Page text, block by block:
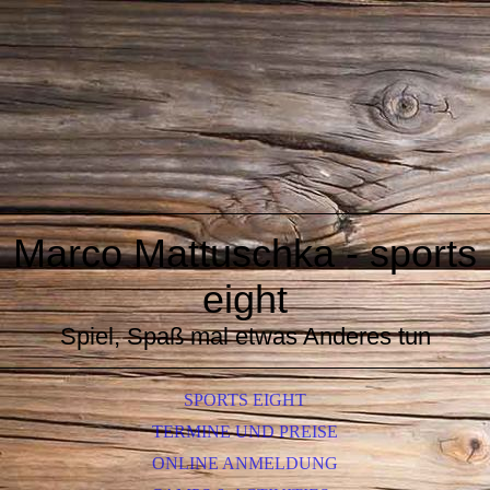
Marco Mattuschka - sports
eight
Spiel, Spaß mal etwas Anderes tun
SPORTS EIGHT
TERMINE UND PREISE
ONLINE ANMELDUNG